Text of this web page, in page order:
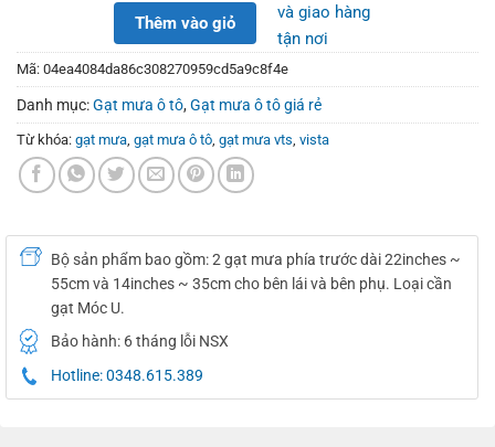
Thêm vào giỏ
và giao hàng
tận nơi
Mã: 04ea4084da86c308270959cd5a9c8f4e
Danh mục:Gạt mưa ô tô,Gạt mưa ô tô giá rẻ
Từ khóa: gạt mưa gạt mưa ô tô gạt mưa vts vista
Bộ sản phẩm bao gồm: 2 gạt mưa phía trước dài 22inches ~
55cm và 14inches ~ 35cm cho bên lái và bên phụ. Loại cần
gạt Móc U.
Bảo hành: 6 tháng lỗi NSX
Hotline: 0348.615.389